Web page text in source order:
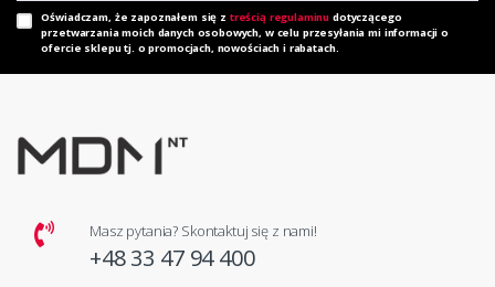
Oświadczam, że zapoznałem się z treścią regulaminu dotyczącego
przetwarzania moich danych osobowych, w celu przesyłania mi informacji o
ofercie sklepu tj. o promocjach, nowościach i rabatach.
Masz pytania? Skontaktuj się z nami!
+48 33 47 94 400